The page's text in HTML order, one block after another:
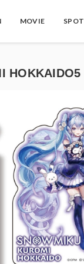
MOVIE SPOT
HOKKAIDO5